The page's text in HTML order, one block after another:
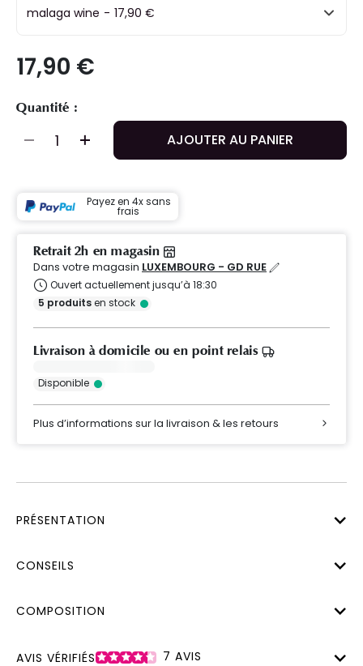
malaga wine - 17,90 €
17,90 €
Quantité :
AJOUTER AU PANIER
Payez en 4x sans
frais
Retrait 2h en magasin
Dans votre magasin LUXEMBOURG - GD RUE
Ouvert actuellement jusqu’à 18:30
5 produitsen stock
Livraison à domicile ou en point relais
Disponible
Plus d’informations sur la livraison & les retours
PRÉSENTATION
CONSEILS
COMPOSITION
AVIS VÉRIFIÉS 7 AVIS